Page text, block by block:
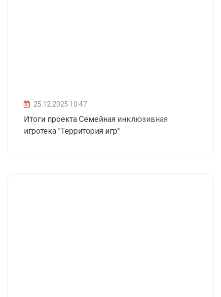
25.12.2025 10:47
Итоги проекта Семейная инклюзивная
игротека "Территория игр"